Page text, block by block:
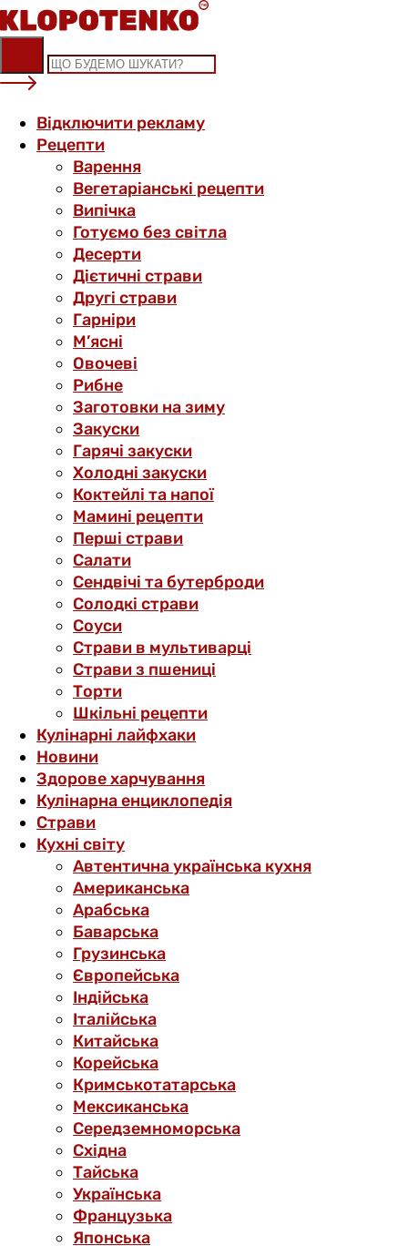
Skip
to
content
Відключити рекламу
Рецепти
Варення
Вегетаріанські рецепти
Випічка
Готуємо без світла
Десерти
Дієтичні страви
Другі страви
Гарніри
М’ясні
Овочеві
Рибне
Заготовки на зиму
Закуски
Гарячі закуски
Холодні закуски
Коктейлі та напої
Мамині рецепти
Перші страви
Салати
Сендвічі та бутерброди
Солодкі страви
Соуси
Страви в мультиварці
Страви з пшениці
Торти
Шкільні рецепти
Кулінарні лайфхаки
Новини
Здорове харчування
Кулінарна енциклопедія
Страви
Кухні світу
Автентична українська кухня
Американська
Арабська
Баварська
Грузинська
Європейська
Індійська
Італійська
Китайська
Корейська
Кримськотатарська
Мексиканська
Середземноморська
Східна
Тайська
Українська
Французька
Японська